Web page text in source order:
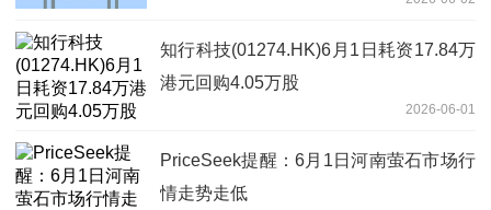
知行科技(01274.HK)6月1日耗资17.84万
港元回购4.05万股
2026-06-01
PriceSeek提醒：6月1日河南萤石市场行
情走势走低